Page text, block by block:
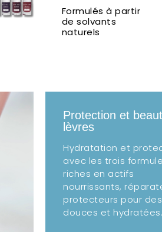
Formulés à partir
de solvants
naturels
Protection et
lèvres
Hydratation et
avec les trois
riches en actifs
nourrissants,
protecteurs pour
douces et hydratées.